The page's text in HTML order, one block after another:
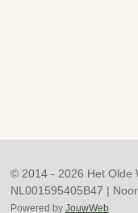
© 2014 - 2026 Het Olde
NL001595405B47 |
Powered by JouwWeb